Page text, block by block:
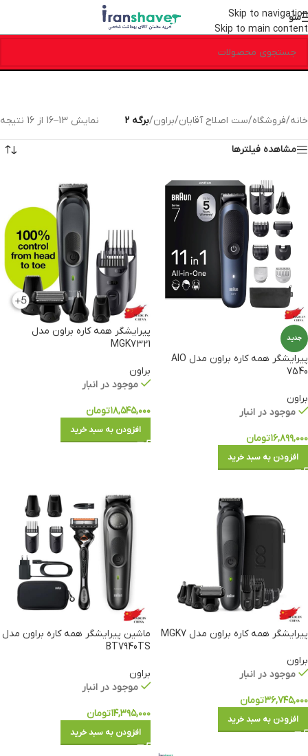
Skip to navigation
Skip to main content
منو
خانه/فروشگاه/ست اصلاح آقایان/براون/برگه 2 نمایش 13–16 از 16 نتیجه
مشاهده فیلترها
جدید
پیرایشگر همه کاره براون مدل AIO
7540
براون
موجود در انبار
۱۶,۸۹۹,۰۰۰تومان
افزودن به سبد خرید
پیرایشگر همه کاره براون مدل
MGK7321
براون
موجود در انبار
۱۸,۵۴۵,۰۰۰تومان
افزودن به سبد خرید
پیرایشگر همه کاره براون مدل MGK7
براون
موجود در انبار
۳۶,۷۴۵,۰۰۰تومان
افزودن به سبد خرید
ماشین پیرایشگر همه کاره براون مدل
BT7940TS
براون
موجود در انبار
۱۴,۳۹۵,۰۰۰تومان
افزودن به سبد خرید